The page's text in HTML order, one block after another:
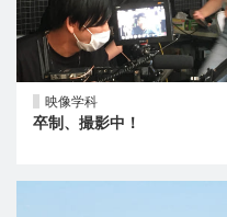
映像学科
卒制、撮影中！